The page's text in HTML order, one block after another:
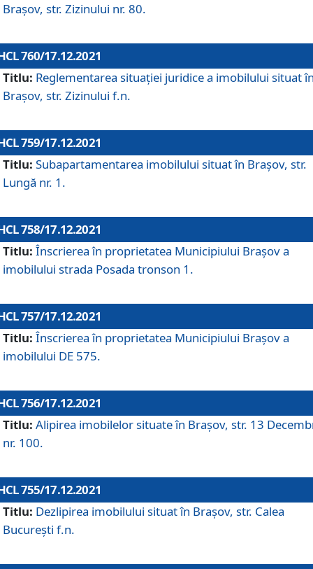
Brașov, str. Zizinului nr. 80.
760/17.12.2021
Titlu: Reglementarea situației juridice a imobilului situat
Brașov, str. Zizinului f.n.
759/17.12.2021
Titlu: Subapartamentarea imobilului situat în Brașov, str.
Lungă nr. 1.
758/17.12.2021
Titlu: Înscrierea în proprietatea Municipiului Brașov a
imobilului strada Posada tronson 1.
757/17.12.2021
Titlu: Înscrierea în proprietatea Municipiului Brașov a
imobilului DE 575.
756/17.12.2021
Titlu: Alipirea imobilelor situate în Brașov, str. 13
nr. 100.
755/17.12.2021
Titlu: Dezlipirea imobilului situat în Brașov, str. Calea
București f.n.